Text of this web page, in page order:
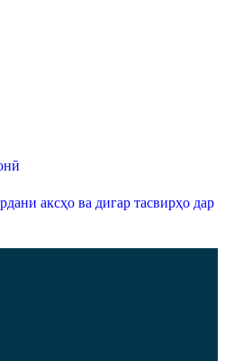
аксҳо ва дигар тасвирҳо дар